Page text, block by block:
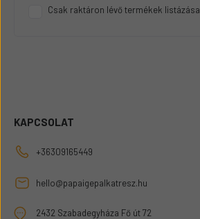
Csak raktáron lévő termékek listázása
KAPCSOLAT
+36309165449
hello@papaigepalkatresz.hu
2432 Szabadegyháza Fő út 72